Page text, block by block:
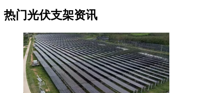
热门光伏支架资讯